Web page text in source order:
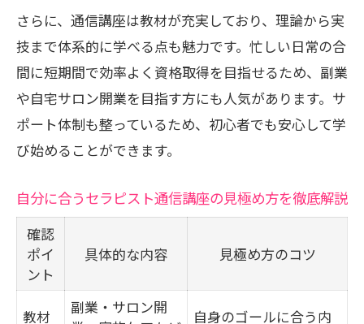
耳つぼ資格取得者の満足度が高い理由
通信講座の質問対応や添削サービスの活
用法
安心して学べるサポート付き講座の探し
方
資格取得後も安心できる通信講座の魅力とは
表
例
耳つぼ資格取得後に役立つフォローアッ
プ体制
さらに、通信講座は教材が充実しており、理論から実
技まで体系的に学べる点も魅力です。忙しい日常の合
間に短期間で効率よく資格取得を目指せるため、副業
や自宅サロン開業を目指す方にも人気があります。サ
ポート体制も整っているため、初心者でも安心して学
び始めることができます。
自分に合うセラピスト通信講座の見極め方を徹底解説
確認
ポイ
ント
具体的な内容 見極め方のコツ
教材
副業・サロン開
自身のゴールに合う内